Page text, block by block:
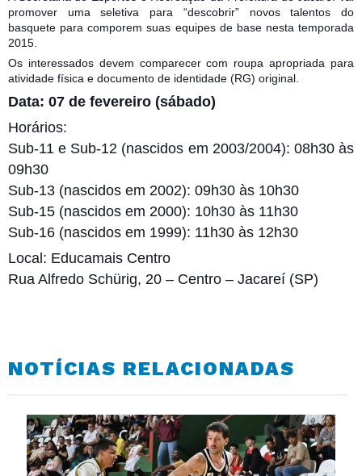
promover uma seletiva para “descobrir” novos talentos do
basquete para comporem suas equipes de base nesta temporada
2015.
Os interessados devem comparecer com roupa apropriada para
atividade física e documento de identidade (RG) original.
Data: 07 de fevereiro (sábado)
Horários:
Sub-11 e Sub-12 (nascidos em 2003/2004): 08h30 às
09h30
Sub-13 (nascidos em 2002): 09h30 às 10h30
Sub-15 (nascidos em 2000): 10h30 às 11h30
Sub-16 (nascidos em 1999): 11h30 às 12h30
Local: Educamais Centro
Rua Alfredo Schürig, 20 – Centro – Jacareí (SP)
NOTÍCIAS RELACIONADAS